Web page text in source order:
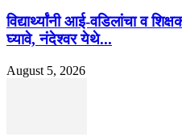
विद्यार्थ्यांनी आई-वडिलांचा व
घ्यावे, नंदेश्वर येथे...
August 5, 2026